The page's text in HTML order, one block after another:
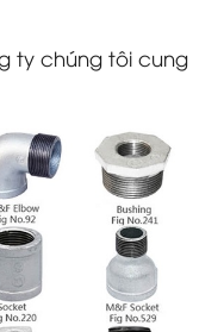
ty chúng tôi cung